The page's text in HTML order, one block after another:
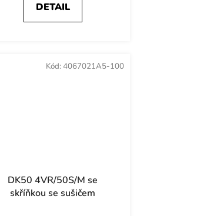
DETAIL
DK50 4VR/50S/M se
skříňkou se sušičem
Kód: 4067021A5-100